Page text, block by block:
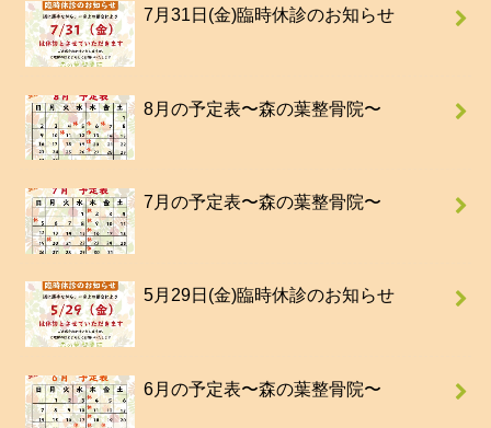
7月31日(金)臨時休診のお知らせ
8月の予定表〜森の葉整骨院〜
7月の予定表〜森の葉整骨院〜
5月29日(金)臨時休診のお知らせ
6月の予定表〜森の葉整骨院〜